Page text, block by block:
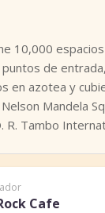
10,000
de
en azotea y
Mandela
R. Tambo
Cafe